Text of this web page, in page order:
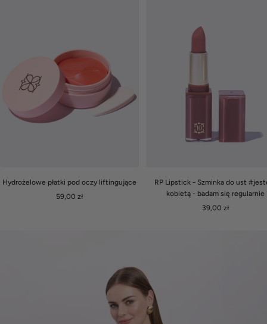
Hydrożelowe płatki pod oczy liftingujące
Cena
59,00 zł
RP Lipstick - Szminka do ust
kobietą - badam się regularnie
Cena
39,00 zł